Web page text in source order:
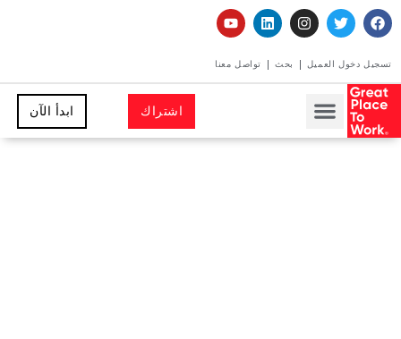
تسجيل دخول العميل بحث تواصل معنا
اشتراك ابدأ الآن